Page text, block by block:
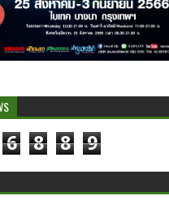
6 8 8 9